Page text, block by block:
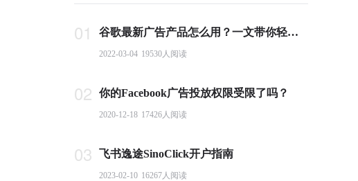
01 谷歌最新广告产品怎么用？一文带你轻松掌握PMax投放要点
2022-03-04 19530人阅读
02 你的Facebook广告投放权限受限了吗？
2020-12-18 17426人阅读
03 飞书逸途SinoClick开户指南
2023-02-10 16267人阅读